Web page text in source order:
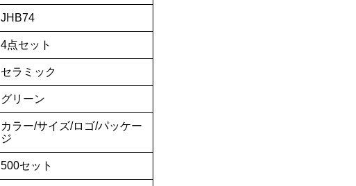
JHB74
4点セット
セラミック
グリーン
カラー/サイズ/ロゴ/パッケー
ジ
500セット